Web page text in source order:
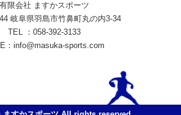
有限会社 ますかスポーツ
岐阜県羽島市竹鼻町丸の内3-34
TEL ：058-392-3133
：info@masuka-sports.com